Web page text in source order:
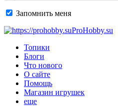
Запомнить меня
ProHobby.su
Топики
Блоги
Что нового
О сайте
Помощь
Магазин игрушек
еще